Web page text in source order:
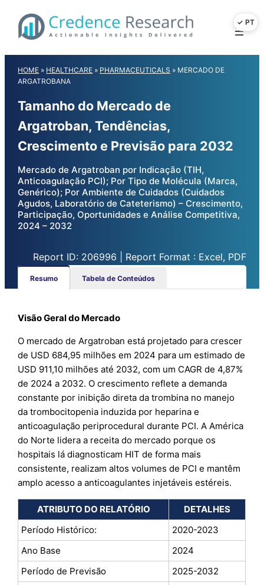
content
HOME » HEALTHCARE » PHARMACEUTICALS » MERCADO DE
ARGATROBANA
Tamanho do Mercado de
Argatroban, Tendências,
Crescimento e Previsão para 2032
Mercado de Argatroban por Indicação (TIH,
Anticoagulação PCI); Por Tipo de Molécula (Marca,
Genérico); Por Ambiente de Cuidados (Cuidados
Agudos, Laboratório de Cateterismo) – Crescimento,
Participação, Oportunidades e Análise Competitiva,
2024 – 2032
Report ID: 206996 | Report Format : Excel, PDF
Resumo Tabela de Conteúdos
Visão Geral do Mercado
O mercado de Argatroban está projetado para crescer
de USD 684,95 milhões em 2024 para um estimado de
USD 911,10 milhões até 2032, com um CAGR de 4,87%
de 2024 a 2032. O crescimento reflete a demanda
constante por inibição direta da trombina no manejo
da trombocitopenia induzida por heparina e
anticoagulação periprocedural durante PCI. A América
do Norte lidera a receita do mercado porque os
hospitais lá diagnosticam HIT de forma mais
consistente, realizam altos volumes de PCI e mantêm
amplo acesso a anticoagulantes injetáveis estéreis.
ATRIBUTO DO RELATÓRIO
DETALHES
Período Histórico:
2020-2023
Ano Base
2024
Período de Previsão
2025-2032